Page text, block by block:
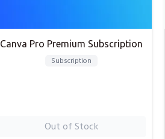
Canva Pro Premium Subscription
Subscription
Out of Stock